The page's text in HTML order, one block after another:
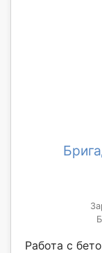
Работа с